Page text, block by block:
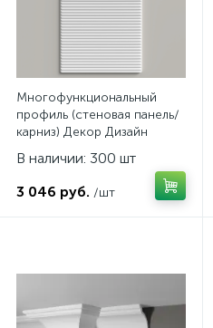
Многофункциональный
профиль (стеновая панель/
карниз) Декор Дизайн
200x10x2000мм
В наличии: 300 шт
3 046 руб. /шт